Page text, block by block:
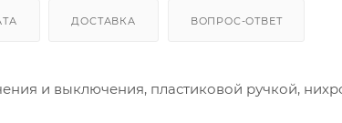
ДОСТАВКА ВОПРОС-ОТВЕТ
и выключения, пластиковой ручкой,